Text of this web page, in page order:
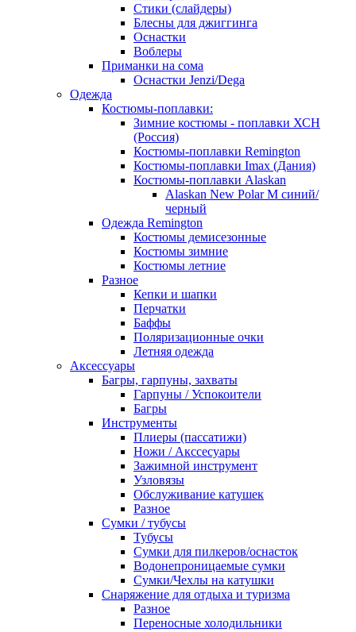
Стики (слайдеры)
Блесны для джиггинга
Оснастки
Воблеры
Приманки на сома
Оснастки Jenzi/Dega
Одежда
Костюмы-поплавки:
Зимние костюмы - поплавки ХСН
(Россия)
Костюмы-поплавки Remington
Костюмы-поплавки Imax (Дания)
Костюмы-поплавки Alaskan
Alaskan New Polar M синий/
черный
Одежда Remington
Костюмы демисезонные
Костюмы зимние
Костюмы летние
Разное
Кепки и шапки
Перчатки
Баффы
Поляризационные очки
Летняя одежда
Аксессуары
Багры, гарпуны, захваты
Гарпуны / Успокоители
Багры
Инструменты
Плиеры (пассатижи)
Ножи / Акссесуары
Зажимной инструмент
Узловязы
Обслуживание катушек
Разное
Сумки / тубусы
Тубусы
Сумки для пилкеров/оснасток
Водонепроницаемые сумки
Сумки/Чехлы на катушки
Снаряжение для отдыха и туризма
Разное
Переносные холодильники